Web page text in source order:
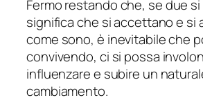
Fermo restando che, se due
significa che si accettano e si
come sono, è inevitabile che
convivendo, ci si possa
influenzare e subire un
cambiamento.